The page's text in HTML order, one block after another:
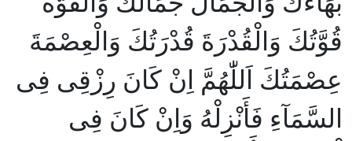
قُوَّتُكَ وَالْقُدْرَةَ قُدْرَتُكَ وَالْعِصْمَةَ
عِصْمَتُكَ اَللّٰهُمَّ اِنْ كَانَ رِزْقِى فِى
السَّمَآءِ فَأَنْزِلْهُ وَاِنْ كَانَ فِى